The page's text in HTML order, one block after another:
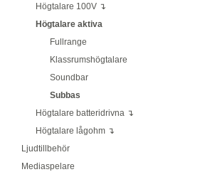
Högtalare 100V ↴
Högtalare aktiva
Fullrange
Klassrumshögtalare
Soundbar
Subbas
Högtalare batteridrivna ↴
Högtalare lågohm ↴
Ljudtillbehör
Mediaspelare